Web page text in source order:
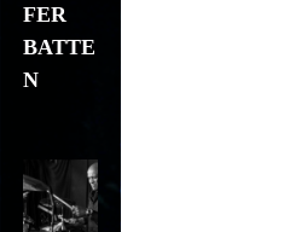
FER
BATTE
N